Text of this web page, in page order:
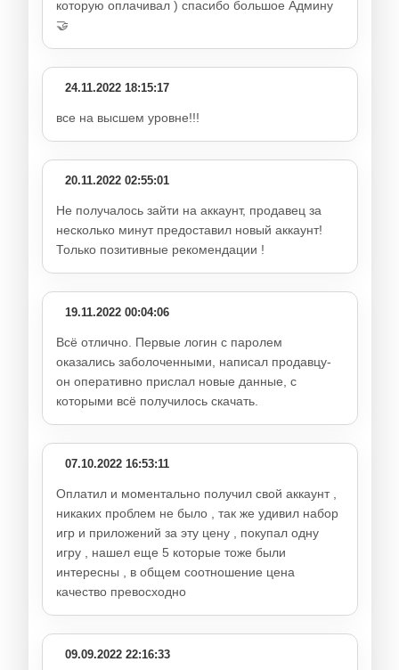
которую оплачивал ) спасибо большое Админу
🤝
24.11.2022 18:15:17
все на высшем уровне!!!
20.11.2022 02:55:01
Не получалось зайти на аккаунт, продавец за
несколько минут предоставил новый аккаунт!
Только позитивные рекомендации !
19.11.2022 00:04:06
Всё отлично. Первые логин с паролем
оказались заболоченными, написал продавцу-
он оперативно прислал новые данные, с
которыми всё получилось скачать.
07.10.2022 16:53:11
Оплатил и моментально получил свой аккаунт ,
никаких проблем не было , так же удивил набор
игр и приложений за эту цену , покупал одну
игру , нашел еще 5 которые тоже были
интересны , в общем соотношение цена
качество превосходно
09.09.2022 22:16:33